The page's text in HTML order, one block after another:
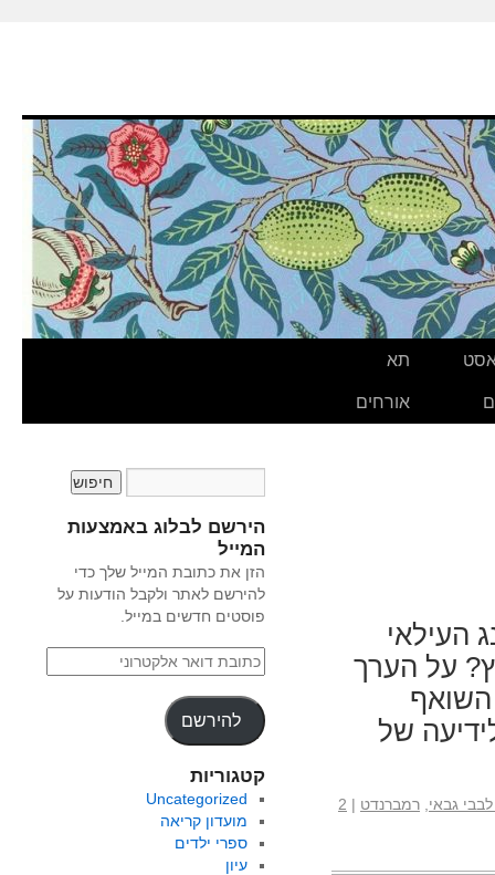
תא
אורחים
העילאי
על הערך
של
גבאי רמברנדט |
2
הירשם לבלוג באמצעות
המייל
הזן את כתובת המייל שלך כדי
להירשם לאתר ולקבל הודעות על
פוסטים חדשים במייל.
להירשם
קטגוריות
Uncategorized
מועדון קריאה
ספרי ילדים
עיון